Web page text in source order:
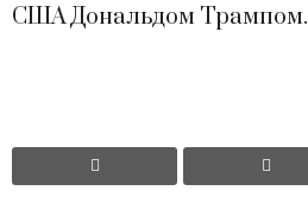
США Дональдом Трампом.